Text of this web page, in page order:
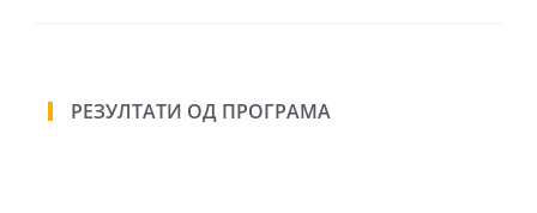
РЕЗУЛТАТИ ОД ПРОГРАМА